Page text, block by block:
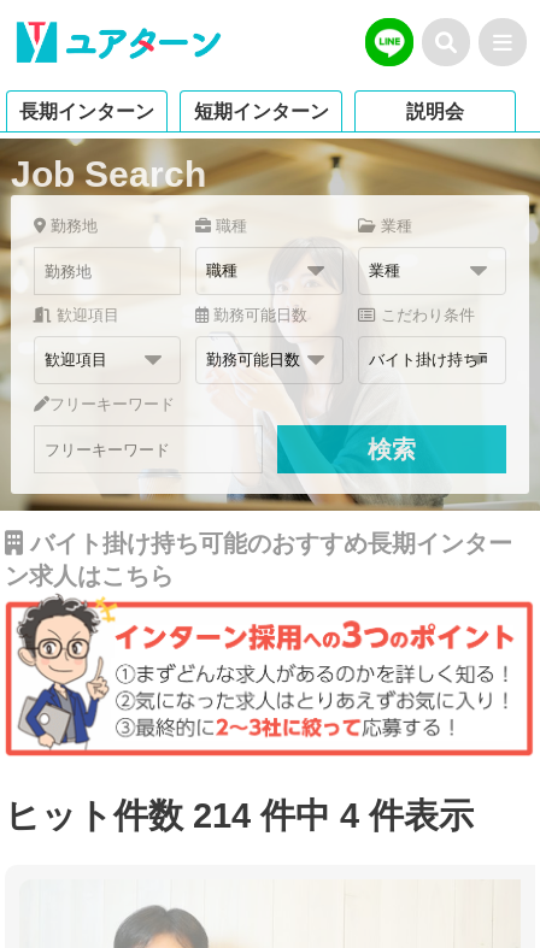
長期インターン 短期インターン 説明会
Job Search
勤務地 職種 業種
歓迎項目 勤務可能日数 こだわり条件
フリーキーワード
バイト掛け持ち可能のおすすめ長期インター
ン求人はこちら
ヒット件数 214 件中 4 件表示